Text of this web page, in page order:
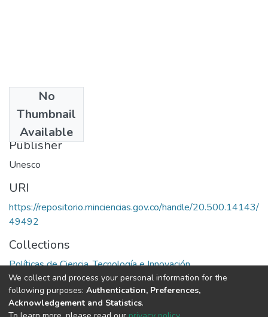
No
Thumbnail
Available
1977
Publisher
Unesco
URI
https://repositorio.minciencias.gov.co/handle/20.500.14143/
49492
Collections
Políticas de Ciencia, Tecnología e Innovación
Full item page
We collect and process your personal information for the
following purposes: Authentication, Preferences,
Acknowledgement and Statistics.